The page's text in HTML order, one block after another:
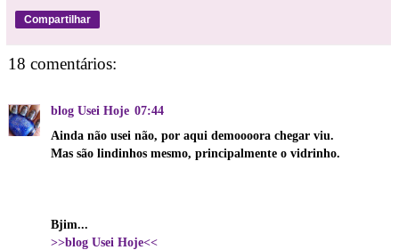
Compartilhar
18 comentários:
blog Usei Hoje 07:44
Ainda não usei não, por aqui demoooora chegar viu.
Mas são lindinhos mesmo, principalmente o vidrinho.
Bjim...
>>blog Usei Hoje<<